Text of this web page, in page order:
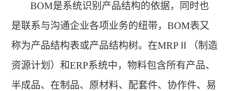
BOM是系统识别产品结构的依据，同时也
是联系与沟通企业各项业务的纽带，BOM表又
称为产品结构表或产品结构树。在MRP
（制造
资源计划）和ERP系统中，物料包含所有产品、
半成品、在制品、原材料、配套件、协作件、易